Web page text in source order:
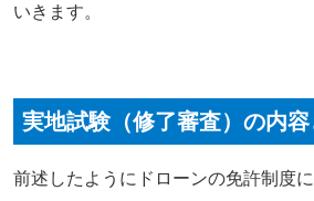
いきます。
実地試験（修了審査）の内容
前述したようにドローンの免許制度